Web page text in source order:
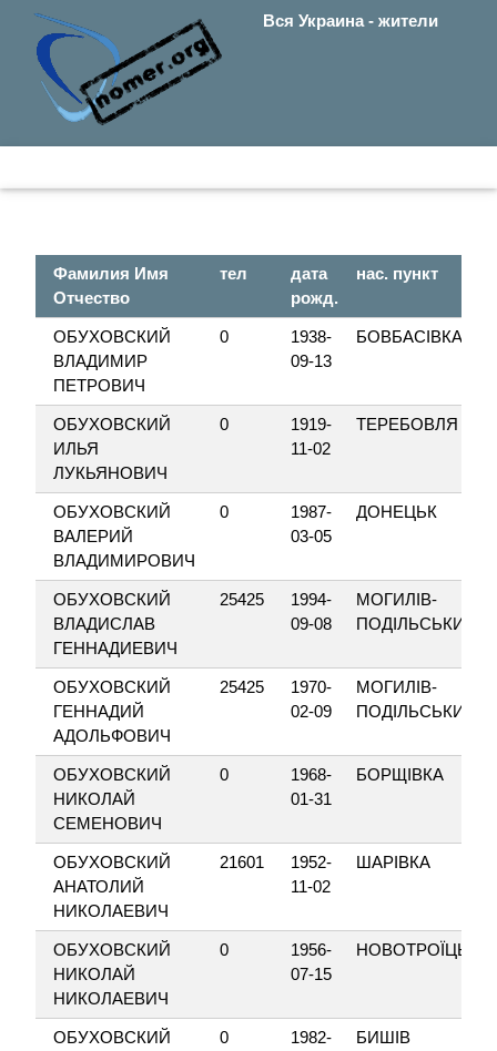
Вся Украина - жители
Фамилия Имя
Отчество
тел
дата
рожд.
нас. пункт
ОБУХОВСКИЙ
ВЛАДИМИР
ПЕТРОВИЧ
0
1938-
09-13
БОВБАСІВКА
ОБУХОВСКИЙ
ИЛЬЯ
ЛУКЬЯНОВИЧ
0
1919-
11-02
ТЕРЕБОВЛЯ
ОБУХОВСКИЙ
ВАЛЕРИЙ
ВЛАДИМИРОВИЧ
0
1987-
03-05
ДОНЕЦЬК
ОБУХОВСКИЙ
ВЛАДИСЛАВ
ГЕННАДИЕВИЧ
25425
1994-
09-08
МОГИЛІВ-
ПОДІЛЬСЬКИЙ
ОБУХОВСКИЙ
ГЕННАДИЙ
АДОЛЬФОВИЧ
25425
1970-
02-09
МОГИЛІВ-
ПОДІЛЬСЬКИЙ
ОБУХОВСКИЙ
НИКОЛАЙ
СЕМЕНОВИЧ
0
1968-
01-31
БОРЩІВКА
ОБУХОВСКИЙ
АНАТОЛИЙ
НИКОЛАЕВИЧ
21601
1952-
11-02
ШАРІВКА
ОБУХОВСКИЙ
НИКОЛАЙ
НИКОЛАЕВИЧ
0
1956-
07-15
НОВОТРОЇЦЬКЕ
ОБУХОВСКИЙ
0
1982-
БИШІВ